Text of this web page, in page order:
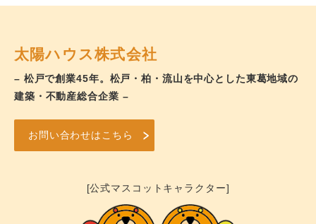
太陽ハウス株式会社
– 松戸で創業45年。松戸・柏・流山を中心とした東葛地域の
建築・不動産総合企業 –
お問い合わせはこちら
[公式マスコットキャラクター]